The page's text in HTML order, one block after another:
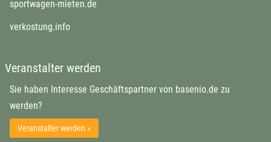
sportwagen-mieten.de
verkostung.info
Veranstalter werden
Sie haben Interesse Geschäftspartner von basenio.de zu
werden?
Veranstalter werden »